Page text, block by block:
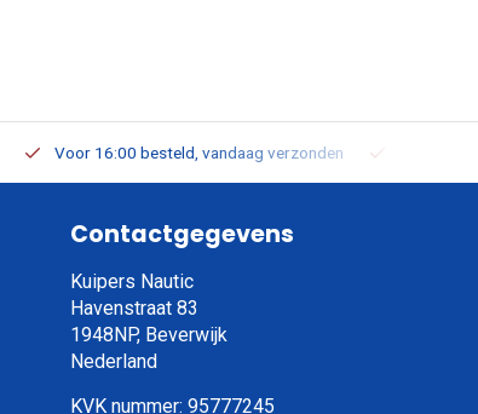
Voor 16:00 besteld, vandaag verzonden
Contactgegevens
Kuipers Nautic
Havenstraat 83
1948NP, Beverwijk
Nederland
KVK nummer: 95777245